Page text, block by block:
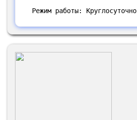
Режим работы: Круглосуточно